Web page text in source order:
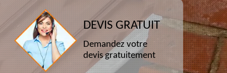
DEVIS GRATUIT
Demandez votre
devis gratuitement